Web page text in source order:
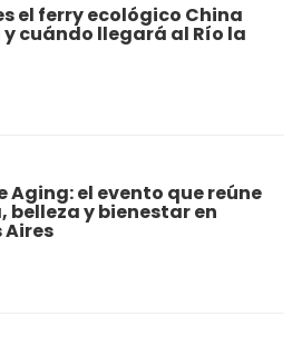
el ferry ecológico China
cuándo llegará al Río la
Aging: el evento que reúne
belleza y bienestar en
Aires